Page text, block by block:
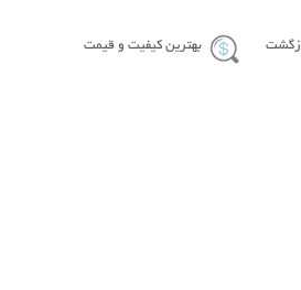
بهترین کیفیت و قیمت